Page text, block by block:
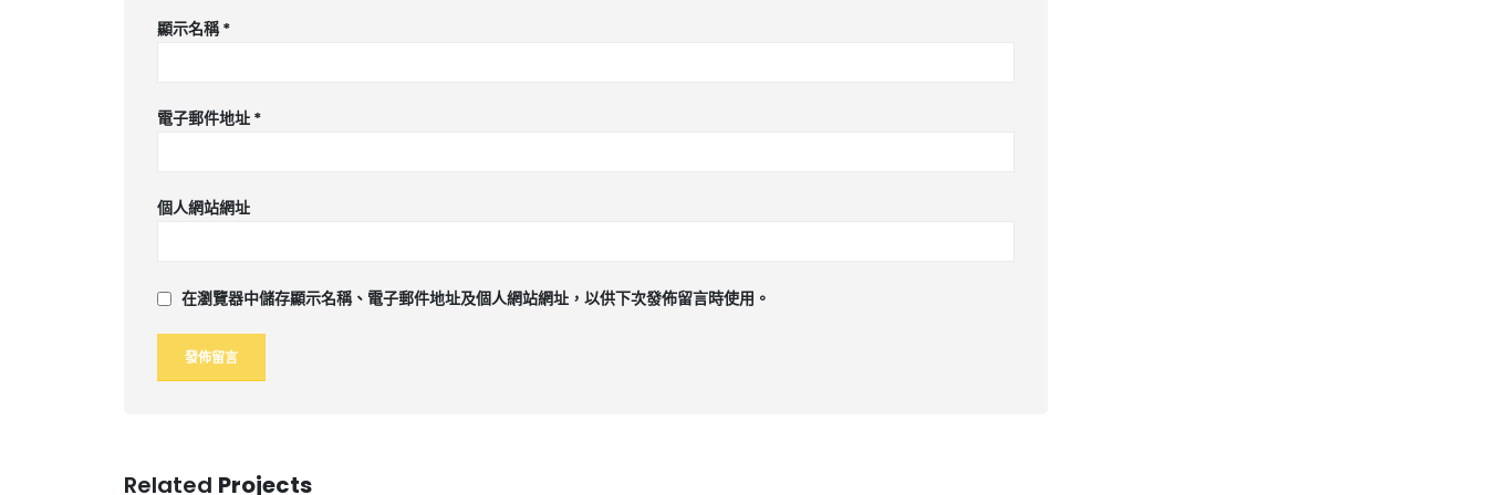
顯示名稱*
電子郵件地址 *
個人網站網址
在瀏覽器中儲存顯示名稱、電子郵件地址及個人網站網址，以供下次發佈留言時使用。
Related Projects